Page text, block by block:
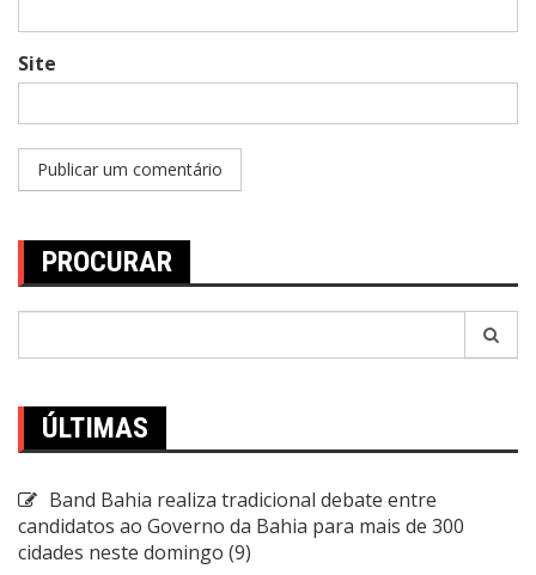
Site
PROCURAR
ÚLTIMAS
Band Bahia realiza tradicional debate entre
candidatos ao Governo da Bahia para mais de 300
cidades neste domingo (9)